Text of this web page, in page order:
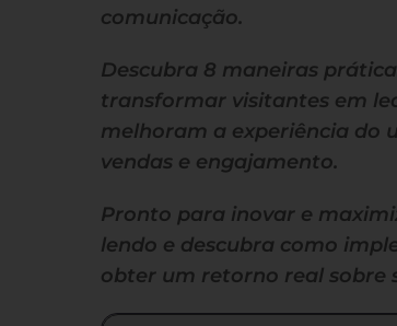
comunicação.
Descubra 8 maneiras
transformar visitantes em
melhoram a experiência do
vendas e engajamento.
Pronto para inovar e
lendo e descubra como
obter um retorno real sobre